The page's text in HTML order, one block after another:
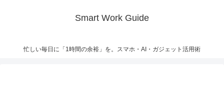
Smart Work Guide
忙しい毎日に「1時間の余裕」を。スマホ・AI・ガジェット活用術